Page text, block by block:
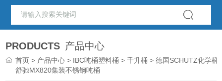
PRODUCTS 产品中心
首页 > 产品中心 > IBC吨桶塑料桶 >千升桶 > 德国SCHUTZ化学桶/
舒驰MX820集装不锈钢吨桶